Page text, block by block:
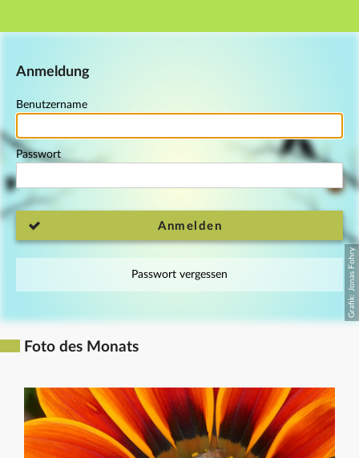
Hauptnavigation
Anmeldung
Benutzername
Passwort
Anmelden
Passwort vergessen
Foto des Monats